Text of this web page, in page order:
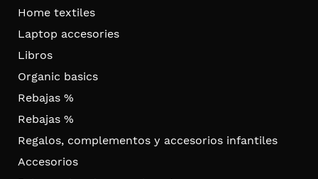
Home textiles
Laptop accesories
Libros
Organic basics
Rebajas %
Rebajas %
Regalos, complementos y accesorios infantiles
Accesorios